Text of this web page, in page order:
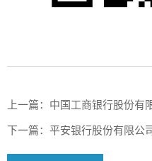
上一篇： 中国工商银行股份有
下一篇： 平安银行股份有限公